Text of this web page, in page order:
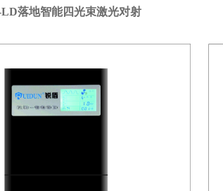
落地智能四光束激光对射